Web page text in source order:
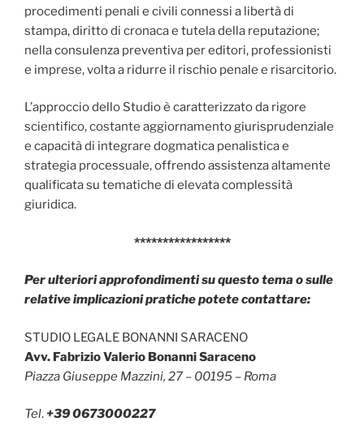
procedimenti penali e civili connessi a libertà di
stampa, diritto di cronaca e tutela della reputazione;
nella consulenza preventiva per editori, professionisti
e imprese, volta a ridurre il rischio penale e risarcitorio.
L’approccio dello Studio è caratterizzato da rigore
scientifico, costante aggiornamento giurisprudenziale
e capacità di integrare dogmatica penalistica e
strategia processuale, offrendo assistenza altamente
qualificata su tematiche di elevata complessità
giuridica.
*****************
Per ulteriori approfondimenti su questo tema o sulle
relative implicazioni pratiche potete contattare:
STUDIO LEGALE BONANNI SARACENO
Avv. Fabrizio Valerio Bonanni Saraceno
Piazza Giuseppe Mazzini, 27 – 00195 – Roma
Tel.+39 0673000227